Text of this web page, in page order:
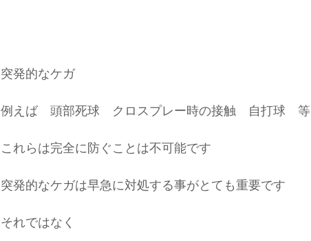
突発的なケガ
例えば　頭部死球　クロスプレー時の接触　自打球　等
これらは完全に防ぐことは不可能です
突発的なケガは早急に対処する事がとても重要です
それではなく